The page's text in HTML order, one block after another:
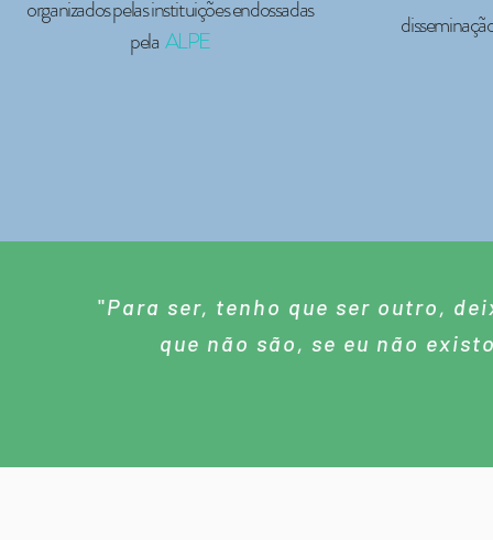
organizados pelas instituições endossadas
pela ALPE
"Para ser, tenho que ser outro,
que não são, se eu não